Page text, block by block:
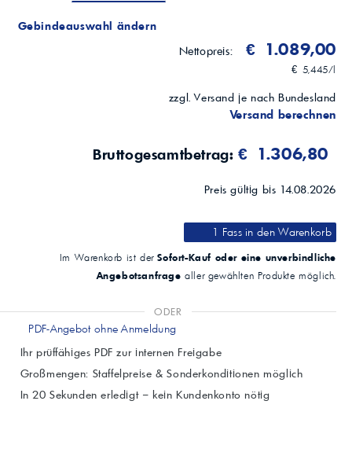
Gebindeauswahl ändern
Nettopreis:
€ 1.089,00
€ 5,445/l
zzgl. Versand je nach Bundesland
Versand berechnen
Bruttogesamtbetrag: € 1.306,80
Preis gültig bis 14.08.2026
1 Fassin den Warenkorb
Im Warenkorb ist derSofort-Kauf oder eine unverbindliche
Angebotsanfrage aller gewählten Produkte möglich.
ODER
PDF-Angebot ohne Anmeldung
Ihr prüffähiges PDF zur internen Freigabe
Großmengen: Staffelpreise & Sonderkonditionen möglich
In 20 Sekunden erledigt – kein Kundenkonto nötig